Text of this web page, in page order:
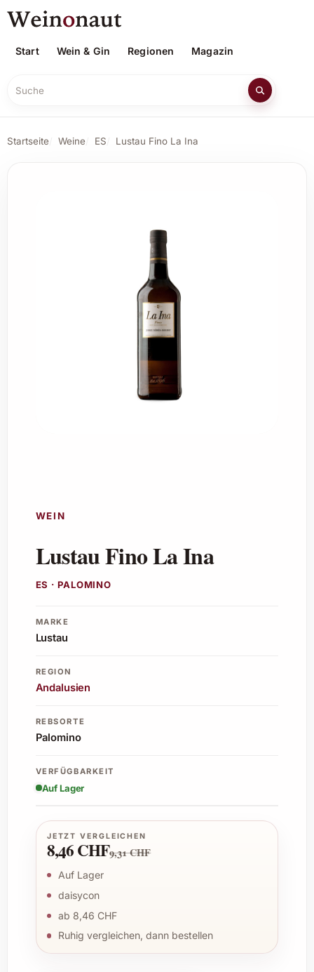
Start Wein & Gin Regionen Magazin
Suche
Startseite Weine ES Lustau Fino La Ina
WEIN
Lustau Fino La Ina
ES · PALOMINO
MARKE
Lustau
REGION
Andalusien
REBSORTE
Palomino
VERFÜGBARKEIT
Auf Lager
JETZT VERGLEICHEN
8,46 CHF9,31 CHF
Auf Lager
daisycon
ab 8,46 CHF
Ruhig vergleichen, dann bestellen